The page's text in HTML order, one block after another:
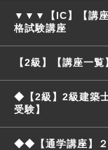
▼▼▼【IC】【講座
格試験講座
【2級】【講座一
◆【2級】2級建築
受験】
◆◆【通学講座】２